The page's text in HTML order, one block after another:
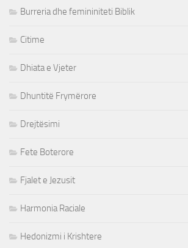
Burreria dhe femininiteti Biblik
Citime
Dhiata e Vjeter
Dhuntitë Frymërore
Drejtësimi
Fete Boterore
Fjalet e Jezusit
Harmonia Raciale
Hedonizmi i Krishtere